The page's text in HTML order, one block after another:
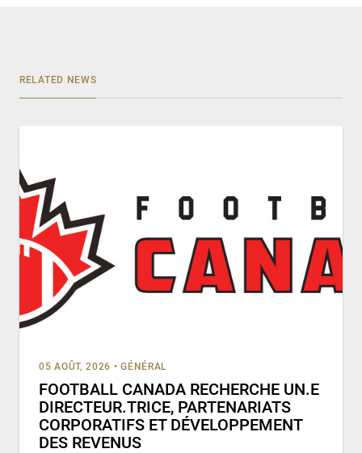
RELATED NEWS
05 AOÛT, 2026 • GÉNÉRAL
FOOTBALL CANADA RECHERCHE UN.E
DIRECTEUR.TRICE, PARTENARIATS
CORPORATIFS ET DÉVELOPPEMENT
DES REVENUS